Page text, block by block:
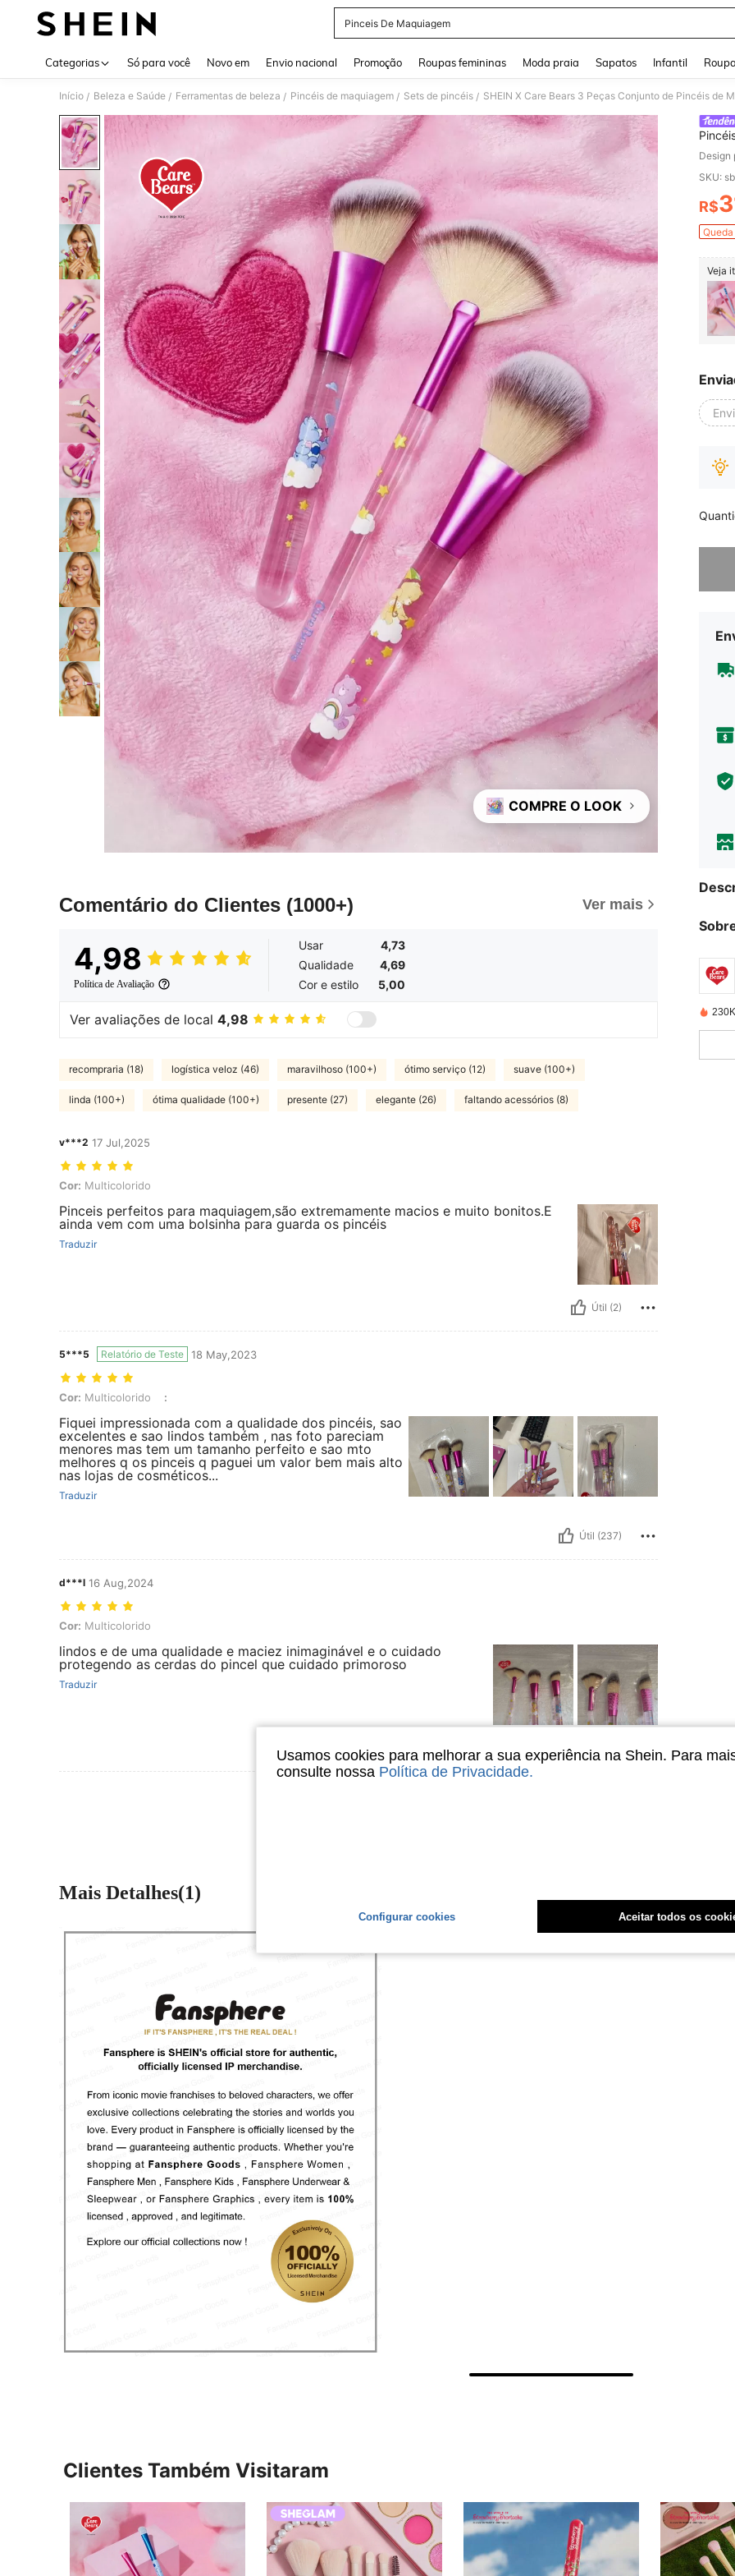
Pinceis De Maquiagem
Categorias Só para você Novo em Envio nacional Promoção Roupas femininas Moda praia Sapatos Infantil
Início / Beleza e Saúde / Ferramentas de beleza / Pincéis de maquiagem / Sets de pincéis /
COMPRE O LOOK
Comentário do Clientes (1000+) Ver mais
4,98
Política de Avaliação
Usar
4,73
Qualidade
4,69
Cor e estilo
5,00
Ver avaliações de local 4,98
recompraria (18) logística veloz (46) maravilhoso (100+) ótimo serviço (12) suave (100+)
linda (100+) ótima qualidade (100+) presente (27) elegante (26) faltando acessórios (8)
v***2 17 Jul,2025
Cor: Multicolorido
Cor: Multicolorido
Pinceis perfeitos para maquiagem,são extremamente macios e muito bonitos.E
ainda vem com uma bolsinha para guarda os pincéis
Traduzir
Útil (2)
5***5 Relatório de Teste 18 May,2023
Cor: Multicolorido, null: null
Cor: Multicolorido :
Fiquei impressionada com a qualidade dos pincéis, sao
excelentes e sao lindos também , nas foto pareciam
menores mas tem um tamanho perfeito e sao mto
melhores q os pinceis q paguei um valor bem mais alto
nas lojas de cosméticos...
Traduzir
Útil (237)
d***l 16 Aug,2024
Cor: Multicolorido
Cor: Multicolorido
lindos e de uma qualidade e maciez inimaginável e o cuidado
protegendo as cerdas do pincel que cuidado primoroso
Traduzir
Design
SKU:
R$
Veja
Mais Detalhes(1)
Clientes Também Visitaram
Usamos cookies para melhorar a sua experiência na Shein. Para
consulte nossa Política de Privacidade.
Configurar cookies Aceitar todos os